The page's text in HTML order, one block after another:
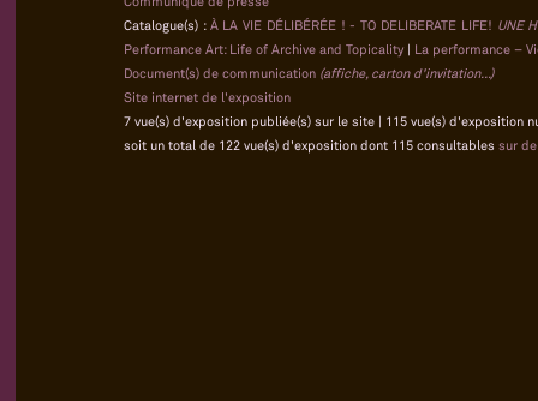
Catalogue(s) : À LA VIE DÉLIBÉRÉE ! - TO DELIBERATE LIFE! UNE
Performance Art: Life of Archive and Topicality | La performance –
Document(s) de communication (affiche, carton d'invitation...)
Site internet de l'exposition
7 vue(s) d'exposition publiée(s) sur le site | 115 vue(s) d'exposition
soit un total de 122 vue(s) d'exposition dont 115 consultables sur